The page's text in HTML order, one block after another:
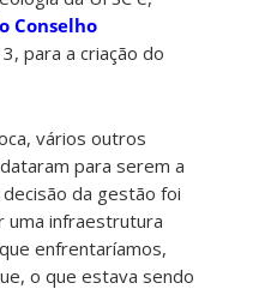
Conselho
para a criação do
vários outros
para serem a
decisão da gestão foi
uma infraestrutura
enfrentaríamos,
o que estava sendo